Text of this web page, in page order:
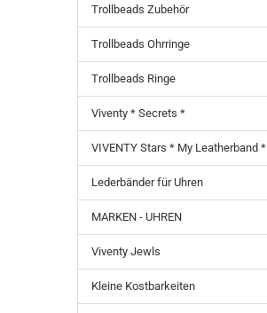
Trollbeads Zubehör
Trollbeads Ohrringe
Trollbeads Ringe
Viventy * Secrets *
VIVENTY Stars * My Leatherband *
Lederbänder für Uhren
MARKEN - UHREN
Viventy Jewls
Kleine Kostbarkeiten